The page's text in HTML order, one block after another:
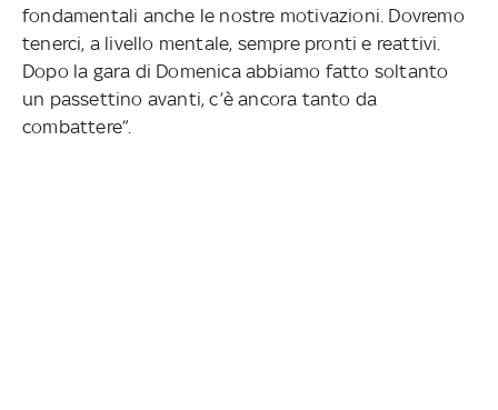
fondamentali anche le nostre motivazioni. Dovremo
tenerci, a livello mentale, sempre pronti e reattivi.
Dopo la gara di Domenica abbiamo fatto soltanto
un passettino avanti, c’è ancora tanto da
combattere”.